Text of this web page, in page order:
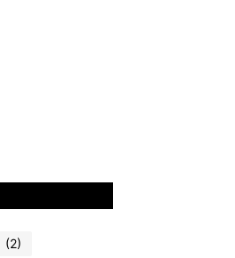
(2)